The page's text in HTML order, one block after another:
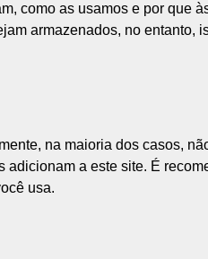
como as usamos e por que
armazenados, no entanto,
na maioria dos casos,
a este site. É
usa.